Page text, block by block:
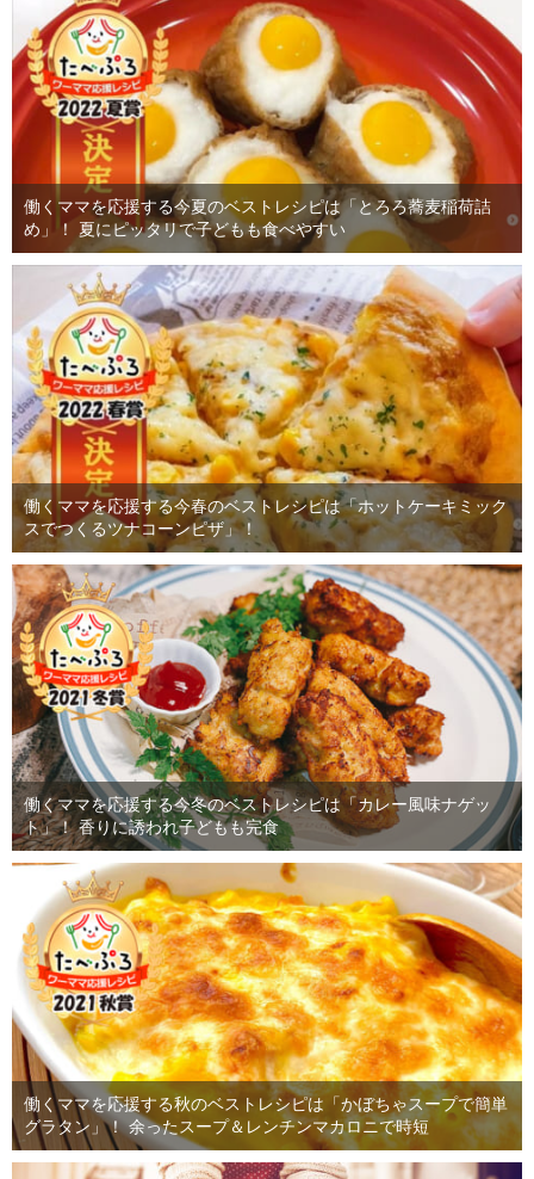
働くママを応援する今夏のベストレシピは「とろろ蕎麦稲荷詰
め」！ 夏にピッタリで子どもも食べやすい
働くママを応援する今春のベストレシピは「ホットケーキミック
スでつくるツナコーンピザ」！
働くママを応援する今冬のベストレシピは「カレー風味ナゲッ
ト」！ 香りに誘われ子どもも完食
働くママを応援する秋のベストレシピは「かぼちゃスープで簡単
グラタン」！ 余ったスープ＆レンチンマカロニで時短